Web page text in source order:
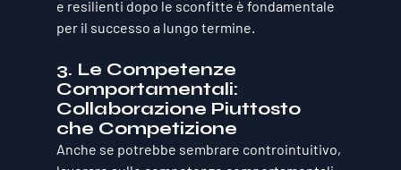
e resilienti dopo le sconfitte è fondamentale
per il successo a lungo termine.
3. Le Competenze
Comportamentali:
Collaborazione Piuttosto
che Competizione
Anche se potrebbe sembrare controintuitivo,